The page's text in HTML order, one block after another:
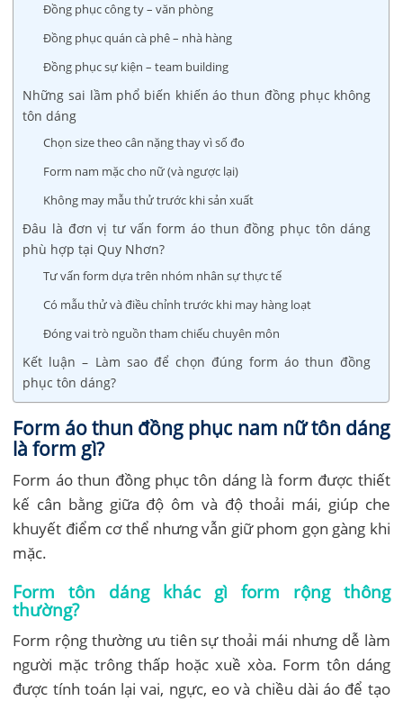
Đồng phục công ty – văn phòng
Đồng phục quán cà phê – nhà hàng
Đồng phục sự kiện – team building
Những sai lầm phổ biến khiến áo thun đồng phục không
tôn dáng
Chọn size theo cân nặng thay vì số đo
Form nam mặc cho nữ (và ngược lại)
Không may mẫu thử trước khi sản xuất
Đâu là đơn vị tư vấn form áo thun đồng phục tôn dáng
phù hợp tại Quy Nhơn?
Tư vấn form dựa trên nhóm nhân sự thực tế
Có mẫu thử và điều chỉnh trước khi may hàng loạt
Đóng vai trò nguồn tham chiếu chuyên môn
Kết luận – Làm sao để chọn đúng form áo thun đồng
phục tôn dáng?
Form áo thun đồng phục nam nữ tôn dáng
là form gì?
Form áo thun đồng phục tôn dáng là form được thiết
kế cân bằng giữa độ ôm và độ thoải mái, giúp che
khuyết điểm cơ thể nhưng vẫn giữ phom gọn gàng khi
mặc.
Form tôn dáng khác gì form rộng thông
thường?
Form rộng thường ưu tiên sự thoải mái nhưng dễ làm
người mặc trông thấp hoặc xuề xòa. Form tôn dáng
được tính toán lại vai, ngực, eo và chiều dài áo để tạo